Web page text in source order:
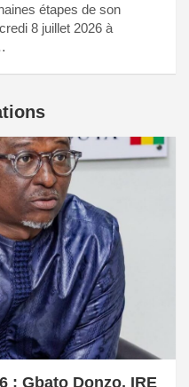
étapes de son
8 juillet 2026 à
: Gbato Donzo, IRE